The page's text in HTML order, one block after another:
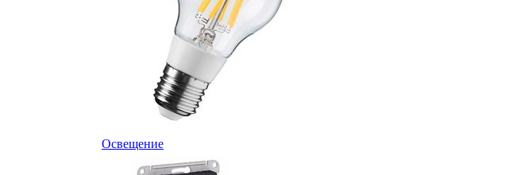
Освещение